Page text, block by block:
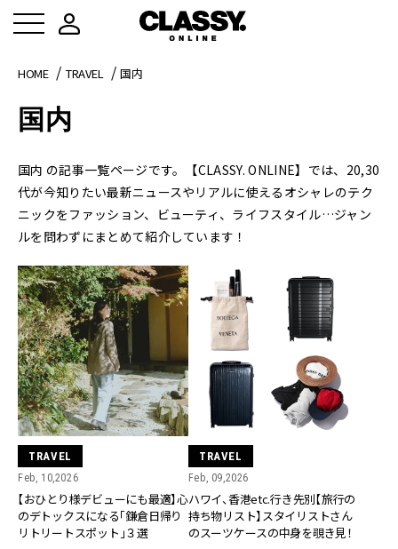
HOME TRAVEL 国内
国内
国内 の記事一覧ページです。【CLASSY. ONLINE】では、20,30
代が今知りたい最新ニュースやリアルに使えるオシャレのテク
ニックをファッション、ビューティ、ライフスタイル…ジャン
ルを問わずにまとめて紹介しています！
TRAVEL
Feb, 10,2026
【おひとり様デビューにも最適】心
のデトックスになる「鎌倉日帰り
リトリートスポット」３選
TRAVEL
Feb, 09,2026
ハワイ、香港etc.行き先別【旅行の
持ち物リスト】スタイリストさん
のスーツケースの中身を覗き見！